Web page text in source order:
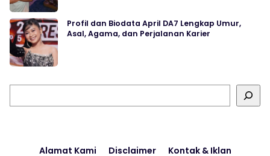
Profil dan Biodata April DA7 Lengkap Umur,
Asal, Agama, dan Perjalanan Karier
Alamat Kami Disclaimer Kontak & Iklan